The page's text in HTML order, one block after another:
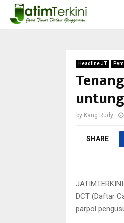
Headline JT
by Kang Rudy
SHARE
DCT (Daftar
parpol